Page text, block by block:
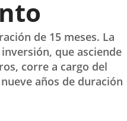
de 15 meses. La
que asciende
corre a cargo del
años de duración